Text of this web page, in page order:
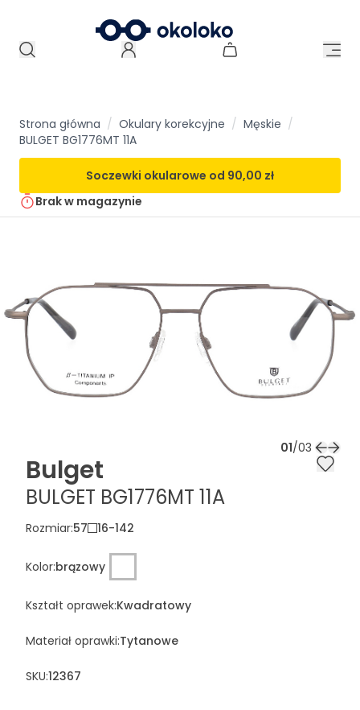
Strona główna / Okulary korekcyjne / Męskie /
BULGET BG1776MT 11A
Soczewki okularowe od 90,00 zł
Brak w magazynie
01/03
Bulget
BULGET BG1776MT 11A
Rozmiar:57 16-142
Kolor:brązowy
Kształt oprawek:Kwadratowy
Materiał oprawki:Tytanowe
SKU:12367